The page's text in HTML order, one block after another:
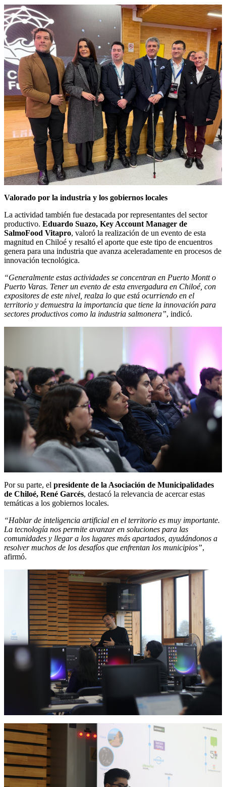
Valorado por la industria y los gobiernos locales
La actividad también fue destacada por representantes del sector
productivo. Eduardo Suazo, Key Account Manager de
SalmoFood Vitapro, valoró la realización de un evento de esta
magnitud en Chiloé y resaltó el aporte que este tipo de encuentros
genera para una industria que avanza aceleradamente en procesos de
innovación tecnológica.
“Generalmente estas actividades se concentran en Puerto Montt o
Puerto Varas. Tener un evento de esta envergadura en Chiloé, con
expositores de este nivel, realza lo que está ocurriendo en el
territorio y demuestra la importancia que tiene la innovación para
sectores productivos como la industria salmonera”, indicó.
Por su parte, el presidente de la Asociación de Municipalidades
de Chiloé, René Garcés, destacó la relevancia de acercar estas
temáticas a los gobiernos locales.
“Hablar de inteligencia artificial en el territorio es muy importante.
La tecnología nos permite avanzar en soluciones para las
comunidades y llegar a los lugares más apartados, ayudándonos a
resolver muchos de los desafíos que enfrentan los municipios”,
afirmó.